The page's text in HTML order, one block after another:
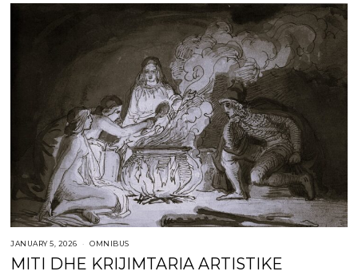
JANUARY 5, 2026 OMNIBUS
MITI DHE KRIJIMTARIA ARTISTIKE